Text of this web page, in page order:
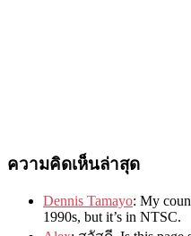
ความคิดเห็นล่าสุด
Dennis Tamayo: My
1990s, but it’s in NTSC.